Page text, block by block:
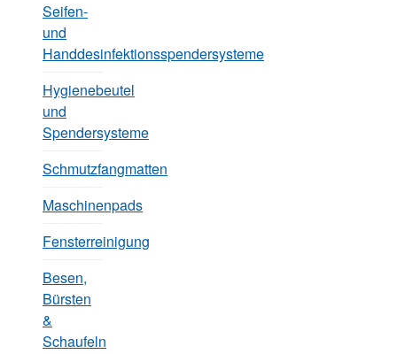
Seifen-
und
Handdesinfektionsspendersysteme
Hygienebeutel
und
Spendersysteme
Schmutzfangmatten
Maschinenpads
Fensterreinigung
Besen,
Bürsten
&
Schaufeln